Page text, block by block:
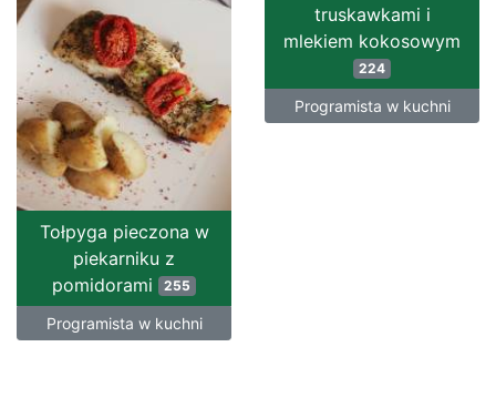
truskawkami i
mlekiem kokosowym
224
Programista w kuchni
Tołpyga pieczona w
piekarniku z
pomidorami 255
Programista w kuchni